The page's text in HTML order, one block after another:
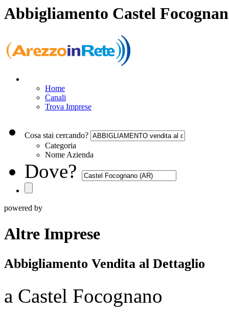
Abbigliamento Castel
Home
Canali
Trova Imprese
Cosa stai cercando?
Categoria
Nome Azienda
Dove?
powered by
Altre Imprese
Abbigliamento Vendita al Dettaglio
a Castel Focognano